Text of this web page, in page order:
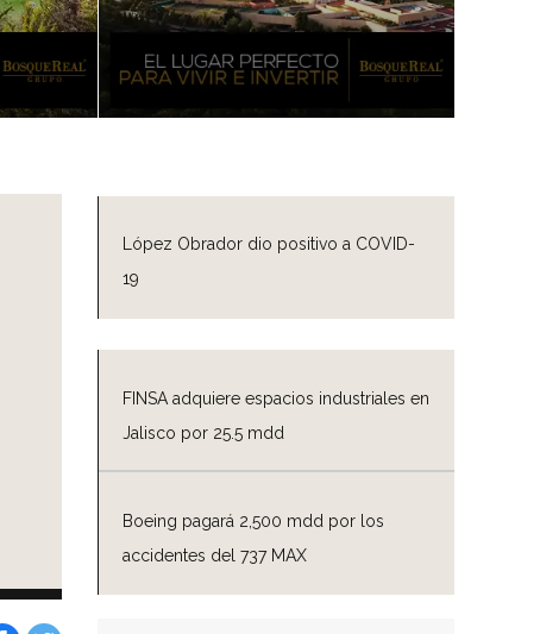
López Obrador dio positivo a COVID-
19
FINSA adquiere espacios industriales en
Jalisco por 25.5 mdd
Boeing pagará 2,500 mdd por los
accidentes del 737 MAX